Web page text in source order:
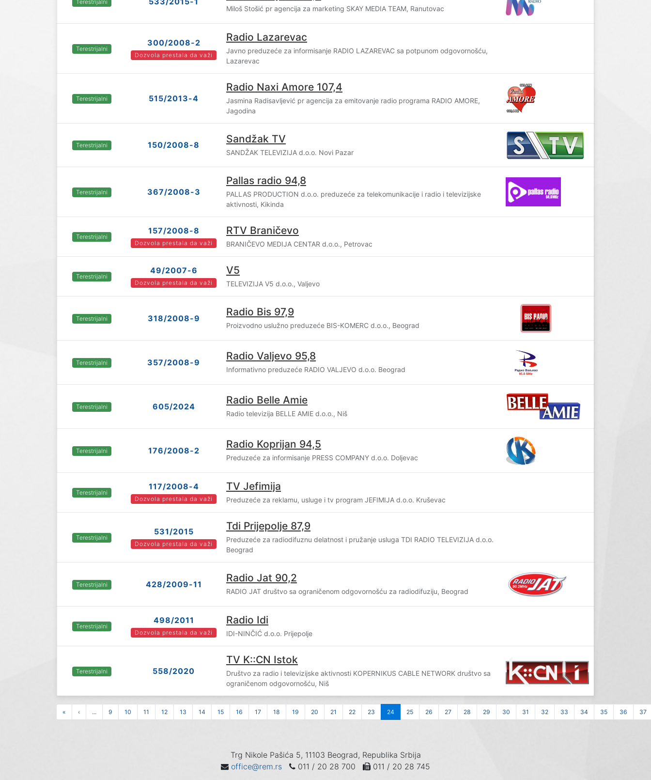
Terestrijalni
Miloš Stošić pr agencija za marketing SKAY MEDIA TEAM, Ranutovac
Terestrijalni
300/2008-2
Dozvola prestala da važi
Radio Lazarevac
Javno preduzeće za informisanje RADIO LAZAREVAC sa potpunom odgovornošću,
Lazarevac
Terestrijalni 515/2013-4
Radio Naxi Amore 107,4
Jasmina Radisavljević pr agencija za emitovanje radio programa RADIO AMORE,
Jagodina
Terestrijalni 150/2008-8 Sandžak TV
SANDŽAK TELEVIZIJA d.o.o. Novi Pazar
Terestrijalni 367/2008-3
Pallas radio 94,8
PALLAS PRODUCTION d.o.o. preduzeće za telekomunikacije i radio i televizijske
aktivnosti, Kikinda
Terestrijalni
157/2008-8
Dozvola prestala da važi
RTV Braničevo
BRANIČEVO MEDIJA CENTAR d.o.o., Petrovac
Terestrijalni
49/2007-6
Dozvola prestala da važi
V5
TELEVIZIJA V5 d.o.o., Valjevo
Terestrijalni 318/2008-9
Radio Bis 97,9
Proizvodno uslužno preduzeće BIS-KOMERC d.o.o., Beograd
Terestrijalni 357/2008-9
Radio Valjevo 95,8
Informativno preduzeće RADIO VALJEVO d.o.o. Beograd
Terestrijalni 605/2024
Radio Belle Amie
Radio televizija BELLE AMIE d.o.o., Niš
Terestrijalni 176/2008-2
Radio Koprijan 94,5
Preduzeće za informisanje PRESS COMPANY d.o.o. Doljevac
Terestrijalni
117/2008-4
Dozvola prestala da važi
TV Jefimija
Preduzeće za reklamu, usluge i tv program JEFIMIJA d.o.o. Kruševac
Terestrijalni
531/2015
Dozvola prestala da važi
Tdi Prijepolje 87,9
Preduzeće za radiodifuznu delatnost i pružanje usluga TDI RADIO TELEVIZIJA d.o.o.
Beograd
Terestrijalni 428/2009-11
Radio Jat 90,2
RADIO JAT društvo sa ograničenom odgovornošću za radiodifuziju, Beograd
Terestrijalni
498/2011
Dozvola prestala da važi
Radio Idi
IDI-NINČIĆ d.o.o. Prijepolje
Terestrijalni 558/2020
TV K::CN Istok
Društvo za radio i televizijske aktivnosti KOPERNIKUS CABLE NETWORK društvo sa
ograničenom odgovornošću, Niš
« ‹ ... 9 10 11 12 13 14 15 16 17 18 19 20 21 22 23 24 25 26 27 28 29 30 31 32 33 34 35 36 37
Trg Nikole Pašića 5, 11103 Beograd, Republika Srbija
office@rem.rs
011 / 20 28 700 011 / 20 28 745